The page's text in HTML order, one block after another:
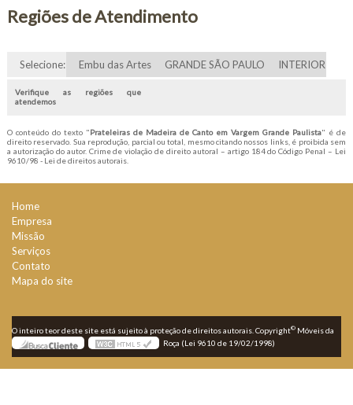
Regiões de Atendimento
Selecione: Embu das Artes GRANDE SÃO PAULO INTERIOR
Verifique as regiões que
atendemos
O conteúdo do texto "Prateleiras de Madeira de Canto em Vargem Grande Paulista" é de
direito reservado. Sua reprodução, parcial ou total, mesmo citando nossos links, é proibida sem
a autorização do autor. Crime de violação de direito autoral – artigo 184 do Código Penal – Lei
9610/98 - Lei de direitos autorais.
Home
Empresa
Missão
Serviços
Contato
Mapa do site
O inteiro teor deste site está sujeito à proteção de direitos autorais. Copyright© Móveis da
Roça (Lei 9610 de 19/02/1998)